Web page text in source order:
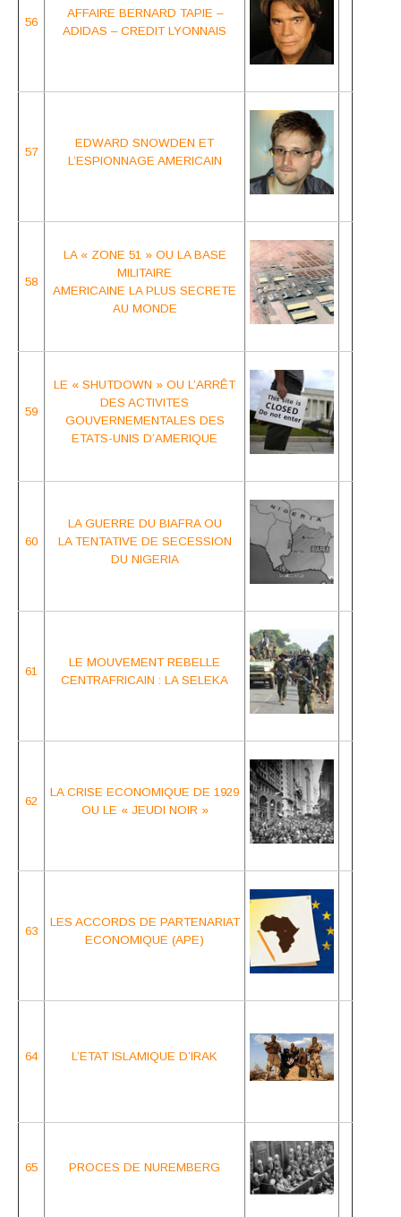
56
AFFAIRE BERNARD TAPIE –
ADIDAS – CREDIT LYONNAIS
57
EDWARD SNOWDEN ET
L’ESPIONNAGE AMERICAIN
58
LA « ZONE 51 » OU LA BASE
MILITAIRE
AMERICAINE LA PLUS SECRETE
AU MONDE
59
LE « SHUTDOWN » OU L’ARRÊT
DES ACTIVITES
GOUVERNEMENTALES DES
ETATS-UNIS D’AMERIQUE
60
LA GUERRE DU BIAFRA OU
LA TENTATIVE DE SECESSION
DU NIGERIA
61
LE MOUVEMENT REBELLE
CENTRAFRICAIN : LA SELEKA
62
LA CRISE ECONOMIQUE DE 1929
OU LE « JEUDI NOIR »
63
LES ACCORDS DE PARTENARIAT
ECONOMIQUE (APE)
64 L’ETAT ISLAMIQUE D’IRAK
65 PROCES DE NUREMBERG